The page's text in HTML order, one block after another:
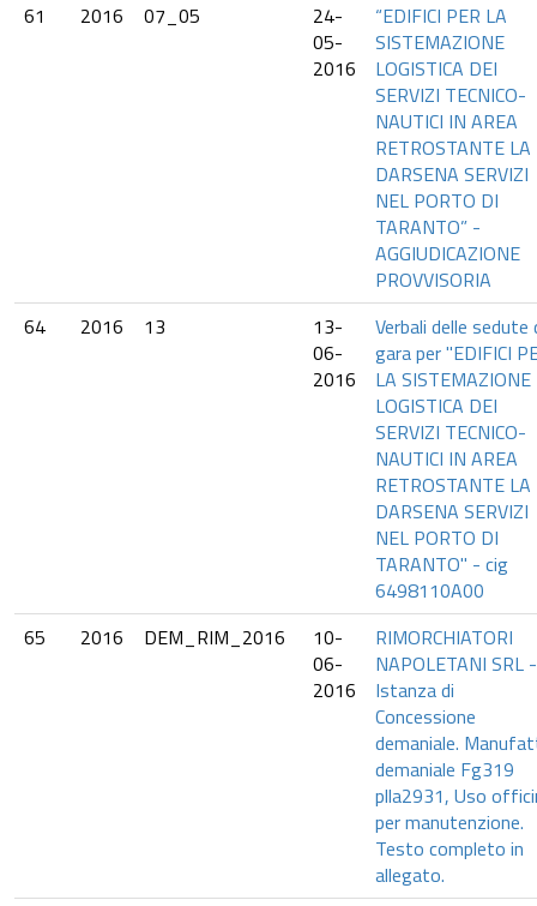
61
2016 07_05
24-
05-
2016
“EDIFICI PER LA
SISTEMAZIONE
LOGISTICA DEI
SERVIZI TECNICO-
NAUTICI IN AREA
RETROSTANTE LA
DARSENA SERVIZI
NEL PORTO DI
TARANTO” -
AGGIUDICAZIONE
PROVVISORIA
64
2016 13
13-
06-
2016
Verbali delle sedute
gara per "EDIFICI
LA SISTEMAZIONE
LOGISTICA DEI
SERVIZI TECNICO-
NAUTICI IN AREA
RETROSTANTE LA
DARSENA SERVIZI
NEL PORTO DI
TARANTO" - cig
6498110A00
65
2016 DEM_RIM_2016
10-
06-
2016
RIMORCHIATORI
NAPOLETANI SRL -
Istanza di
Concessione
demaniale.
demaniale Fg319
plla2931, Uso
per manutenzione.
Testo completo in
allegato.